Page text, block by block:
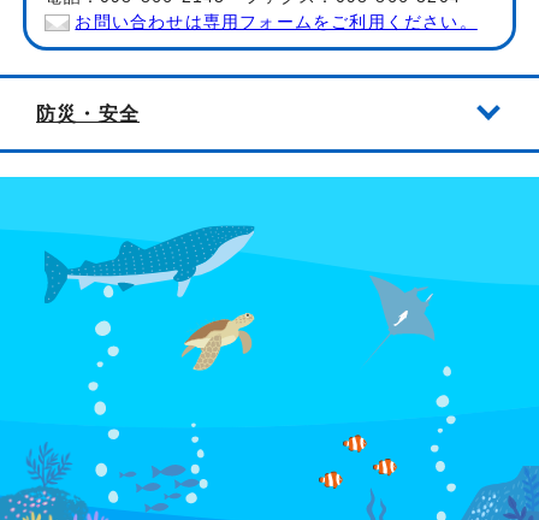
お問い合わせは専用フォームをご利用ください。
防災・安全